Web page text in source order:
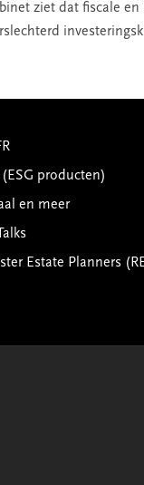
ziet dat fiscale
(ESG producten)
en meer
Estate Planners